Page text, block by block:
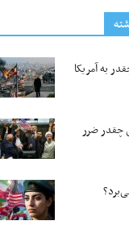
به آمریکا
چقدر ضرر